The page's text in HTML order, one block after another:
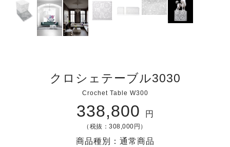
クロシェテーブル3030
Crochet Table W300
338,800 円
（税抜：308,000円）
商品種別：通常商品